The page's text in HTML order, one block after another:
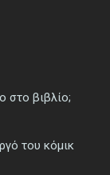
στο βιβλίο;
του κόμικ